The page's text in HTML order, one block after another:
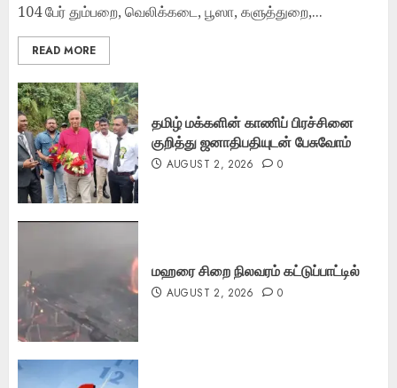
104 பேர் தும்பறை, வெலிக்கடை, பூஸா, களுத்துறை,...
READ MORE
தமிழ் மக்களின் காணிப் பிரச்சினை
குறித்து ஜனாதிபதியுடன் பேசுவோம்
AUGUST 2, 2026 0
மஹரை சிறை நிலவரம் கட்டுப்பாட்டில்
AUGUST 2, 2026 0